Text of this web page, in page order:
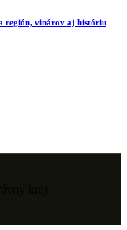
región, vinárov aj históriu